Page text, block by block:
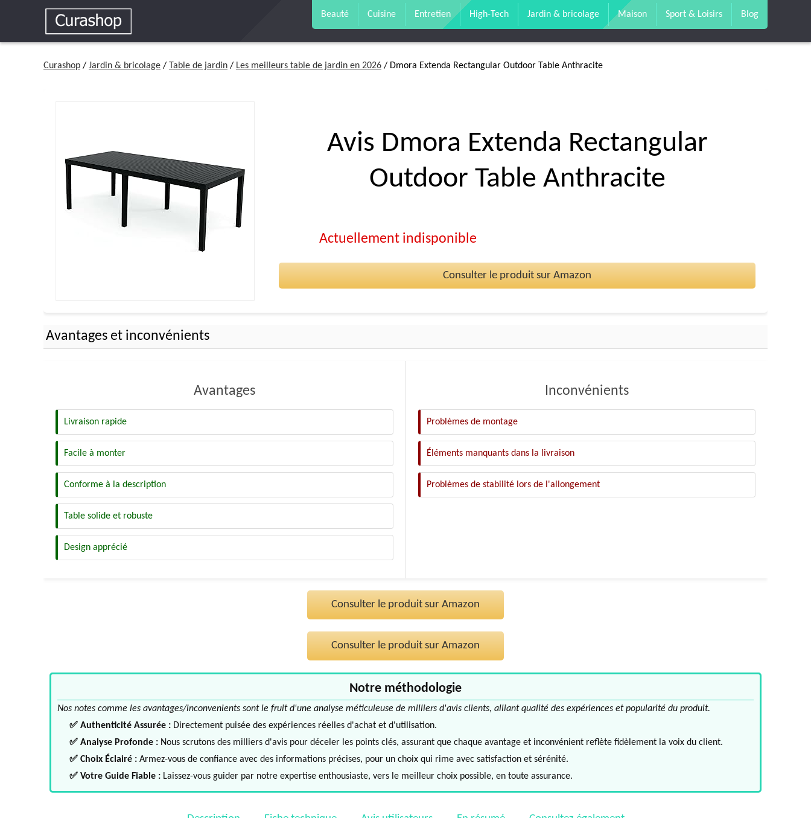
Beauté Cuisine Entretien High-Tech Jardin & bricolage Maison Sport & Loisirs Blog
Curashop / Jardin & bricolage / Table de jardin / Les meilleurs table de jardin en 2026 / Dmora Extenda Rectangular Outdoor Table Anthracite
Avis Dmora Extenda Rectangular
Outdoor Table Anthracite
Actuellement indisponible
Consulter le produit sur Amazon
Avantages et inconvénients
Avantages
Livraison rapide
Facile à monter
Conforme à la description
Table solide et robuste
Design apprécié
Inconvénients
Problèmes de montage
Éléments manquants dans la livraison
Problèmes de stabilité lors de l'allongement
Consulter le produit sur Amazon
Consulter le produit sur Amazon
Notre méthodologie
Nos notes comme les avantages/inconvenients sont le fruit d'une analyse méticuleuse de milliers d'avis clients, alliant qualité des expériences et popularité du produit.
✅ Authenticité Assurée : Directement puisée des expériences réelles d'achat et d'utilisation.
✅ Analyse Profonde : Nous scrutons des milliers d'avis pour déceler les points clés, assurant que chaque avantage et inconvénient reflète fidèlement la voix du client.
✅ Choix Éclairé : Armez-vous de confiance avec des informations précises, pour un choix qui rime avec satisfaction et sérénité.
✅ Votre Guide Fiable : Laissez-vous guider par notre expertise enthousiaste, vers le meilleur choix possible, en toute assurance.